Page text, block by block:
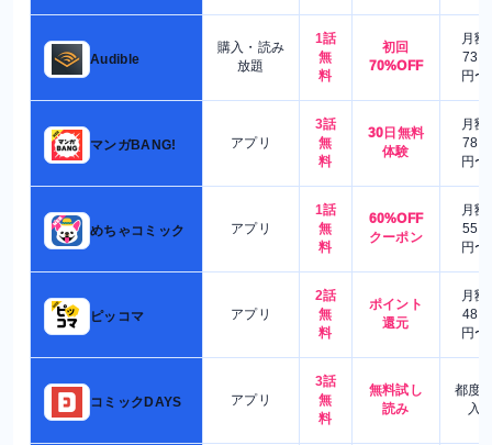
Audible
購入・読み
放題
1話
無
料
初回
70%OFF
月額
730
円〜
マンガBANG! アプリ
3話
無
料
30日無料
体験
月額
780
円〜
めちゃコミック アプリ
1話
無
料
60%OFF
クーポン
月額
550
円〜
ピッコマ アプリ
2話
無
料
ポイント
還元
月額
480
円〜
コミックDAYS アプリ
3話
無
料
無料試し
読み
都度
入